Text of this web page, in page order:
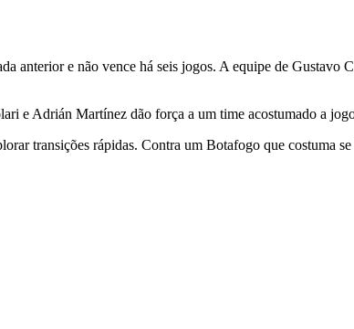
anterior e não vence há seis jogos. A equipe de Gustavo
Adrián Martínez dão força a um time acostumado a
transições rápidas. Contra um Botafogo que costuma